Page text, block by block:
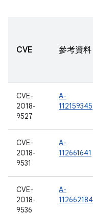
CVE 參考資料
CVE-
2018-
9527
A-
112159345
CVE-
2018-
9531
A-
112661641
CVE-
2018-
9536
A-
112662184